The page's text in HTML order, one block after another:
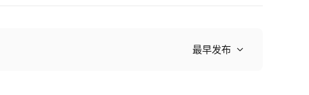
最早发布